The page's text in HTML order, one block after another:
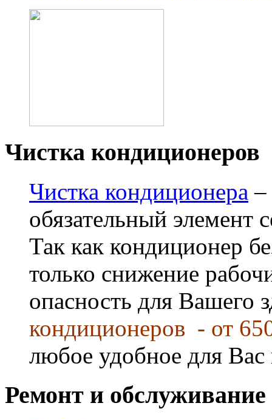
Чистка кондиционеров
Чистка кондиционера –
обязательный элемент
Так как кондиционер
только снижение
опасность для Вашего
кондиционеров - от
любое удобное для Вас
Ремонт и обслуживание